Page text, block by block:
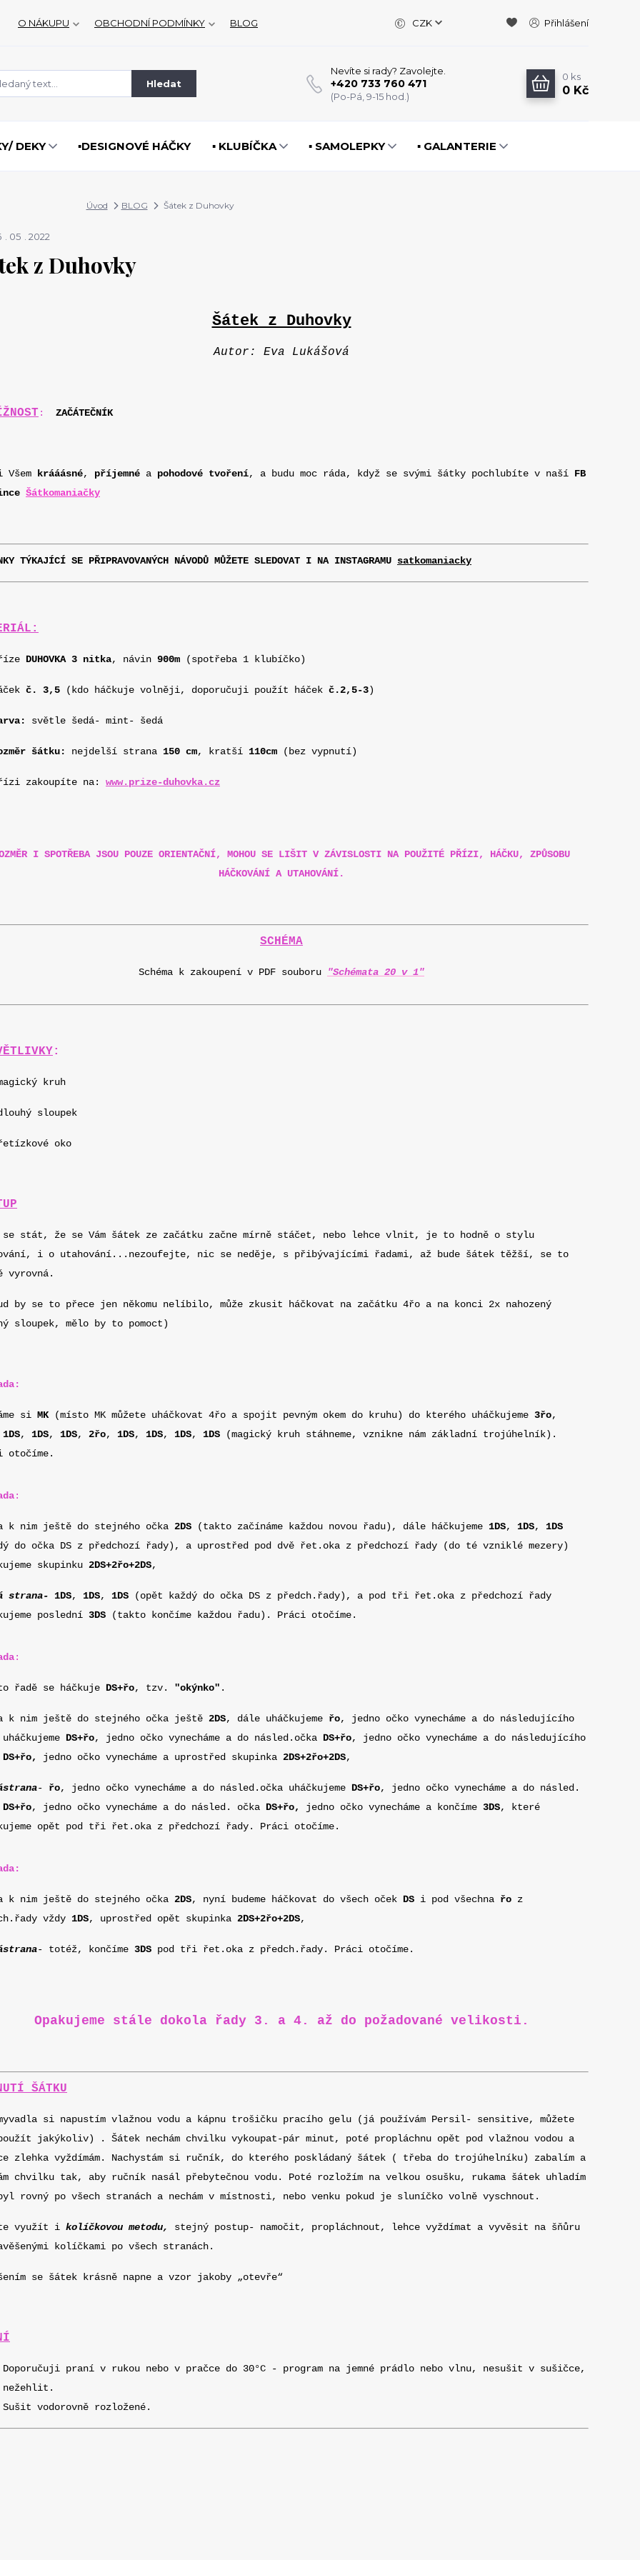
O NÁKUPU OBCHODNÍ PODMÍNKY BLOG CZK Přihlášení
Hledat
Nevíte si rady? Zavolejte.
+420 733 760 471
(Po-Pá, 9-15 hod.)
0 ks
0 Kč
DEKY ▪️DESIGNOVÉ HÁČKY ▪️ KLUBÍČKA ▪️ SAMOLEPKY ▪️ GALANTERIE
Úvod BLOG Šátek z Duhovky
05 2022
z Duhovky
Šátek z Duhovky
Autor: Eva Lukášová
: ZAČÁTEČNÍK
krááásné, příjemné a pohodové tvoření, a budu moc ráda, když se svými šátky pochlubíte v naší FB
Šátkomaniačky
TÝKAJÍCÍ SE PŘIPRAVOVANÝCH NÁVODŮ MŮŽETE SLEDOVAT I NA INSTAGRAMU satkomaniacky
DUHOVKA 3 nitka, návin 900m (spotřeba 1 klubíčko)
č. 3,5 (kdo háčkuje volněji, doporučuji použít háček č.2,5-3)
světle šedá- mint- šedá
šátku: nejdelší strana 150 cm, kratší 110cm (bez vypnutí)
zakoupíte na: www.prize-duhovka.cz
I SPOTŘEBA JSOU POUZE ORIENTAČNÍ, MOHOU SE LIŠIT V ZÁVISLOSTI NA POUŽITÉ PŘÍZI, HÁČKU, ZPŮSOBU
HÁČKOVÁNÍ A UTAHOVÁNÍ.
SCHÉMA
Schéma k zakoupení v PDF souboru "Schémata 20 v 1"
:
kruh
sloupek
oko
se stát, že se Vám šátek ze začátku začne mírně stáčet, nebo lehce vlnit, je to hodně o stylu
i o utahování...nezoufejte, nic se neděje, s přibývajícími řadami, až bude šátek těžší, se to
vyrovná.
by se to přece jen někomu nelíbilo, může zkusit háčkovat na začátku 4řo a na konci 2x nahozený
sloupek, mělo by to pomoct)
si MK(místo MK můžete uháčkovat 4řo a spojit pevným okem do kruhu) do kterého uháčkujeme 3řo,
1DS, 1DS, 1DS, 2řo, 1DS, 1DS, 1DS, 1DS (magický kruh stáhneme, vznikne nám základní trojúhelník).
otočíme.
:
k nim ještě do stejného očka 2DS (takto začínáme každou novou řadu), dále háčkujeme 1DS, 1DS, 1DS
do očka DS z předchozí řady), a uprostřed pod dvě řet.oka z předchozí řady (do té vzniklé mezery)
skupinku 2DS+2řo+2DS,
strana- 1DS, 1DS, 1DS (opět každý do očka DS z předch.řady), a pod tři řet.oka z předchozí řady
poslední 3DS (takto končíme každou řadu). Práci otočíme.
:
řadě se háčkuje DS+řo, tzv. "okýnko" .
k nim ještě do stejného očka ještě 2DS, dále uháčkujeme řo, jedno očko vynecháme a do následujícího
DS+řo, jedno očko vynecháme a do násled.očka DS+řo, jedno očko vynecháme a do následujícího
DS+řo, jedno očko vynecháme a uprostřed skupinka 2DS+2řo+2DS,
strana- řo, jedno očko vynecháme a do násled.očka uháčkujeme DS+řo, jedno očko vynecháme a do násled.
DS+řo, jedno očko vynecháme a do násled. očka DS+řo, jedno očko vynecháme a končíme 3DS, které
opět pod tři řet.oka z předchozí řady. Práci otočíme.
k nim ještě do stejného očka 2DS, nyní budeme háčkovat do všech oček DS i pod všechna řo z
vždy 1DS, uprostřed opět skupinka 2DS+2řo+2DS,
strana- totéž, končíme 3DS pod tři řet.oka z předch.řady. Práci otočíme.
Opakujeme stále dokola řady 3. a 4. až do požadované velikosti.
ŠÁTKU
si napustím vlažnou vodu a kápnu trošičku pracího gelu (já používám Persil- sensitive, můžete
jakýkoliv) . Šátek nechám chvilku vykoupat-pár minut, poté propláchnu opět pod vlažnou vodou a
zlehka vyždímám. Nachystám si ručník, do kterého poskládaný šátek ( třeba do trojúhelníku) zabalím a
chvilku tak, aby ručník nasál přebytečnou vodu. Poté rozložím na velkou osušku, rukama šátek uhladím
rovný po všech stranách a nechám v místnosti, nebo venku pokud je sluníčko volně vyschnout.
využít i kolíčkovou metodu,
stejný postup- namočit, propláchnout, lehce vyždímat a vyvěsit na šňůru
kolíčkami po všech stranách.
se šátek krásně napne a vzor jakoby „otevře“
Doporučuji praní v rukou nebo v pračce do 30°C - program na jemné prádlo nebo vlnu, nesušit v sušičce,
nežehlit.
Sušit vodorovně rozložené.